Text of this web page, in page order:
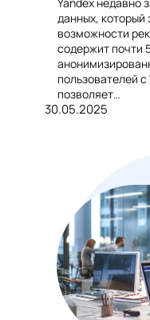
данных, который
возможности
содержит почти
пользователей
позволяет…
30.05.2025